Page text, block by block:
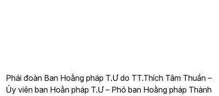
Phái đoàn Ban Hoằng pháp T.Ư do TT.Thích Tâm Thuần –
Ủy viên ban Hoằn pháp T.Ư – Phó ban Hoằng pháp Thành